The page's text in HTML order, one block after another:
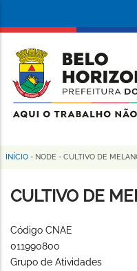
conteúdo
principal
da
Prefeitura
de
Horizonte
Trilha
de
INÍCIO - NODE - CULTIVO DE
CULTIVO DE
Código CNAE
011990800
Grupo de Atividades